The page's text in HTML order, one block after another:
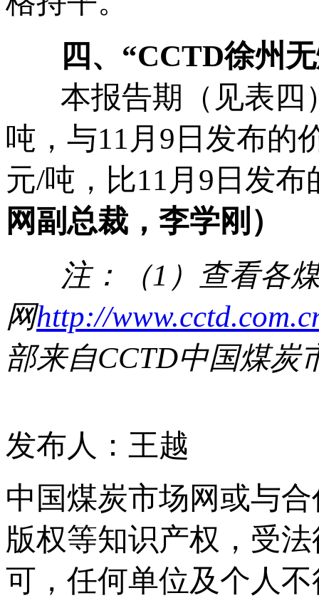
四、“CCTD徐州
本报告期（见表四
吨，与11月9日发布的
元/吨，比11月9日发
网副总裁，李学刚）
注：（1 ）查看各
网http://
部来自CCTD中国煤炭
发布人：王越
中国煤炭市场网或与
版权等知识产权，受
可，任何单位及个人